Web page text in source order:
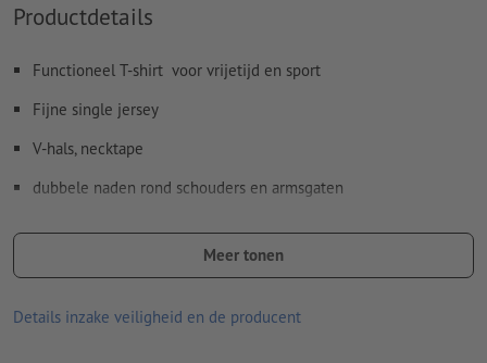
Productdetails
Functioneel T-shirt voor vrijetijd en sport
Fijne single jersey
V-hals, necktape
dubbele naden rond schouders en armsgaten
Meer tonen
Details inzake veiligheid en de producent